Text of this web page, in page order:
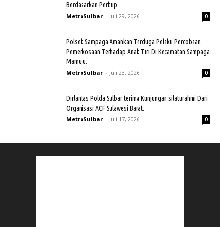
Berdasarkan Perbup
MetroSulbar - Juli 29, 2026 0
Polsek Sampaga Amankan Terduga Pelaku Percobaan
Pemerkosaan Terhadap Anak Tiri Di Kecamatan Sampaga
Mamuju.
MetroSulbar - Juli 23, 2026 0
Dirlantas Polda Sulbar terima Kunjungan silaturahmi Dari
Organisasi ACF Sulawesi Barat.
MetroSulbar - Juli 17, 2026 0